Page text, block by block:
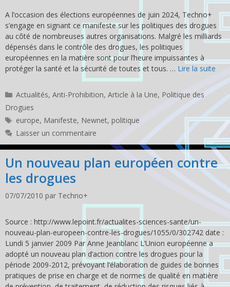
A l’occasion des élections européennes de juin 2024, Techno+
s’engage en signant ce manifeste sur les politiques des drogues
au côté de nombreuses autres organisations. Malgré les milliards
dépensés dans le contrôle des drogues, les politiques
européennes en la matière sont pour l’heure impuissantes à
protéger la santé et la sécurité de toutes et tous. … Lire la suite
Catégories
Actualités,Anti-Prohibition,Article à la Une, Politique des
Drogues
Étiquettes
europe, Manifeste, Newnet, politique
Laisser un commentaire
Un nouveau plan européen contre
les drogues
07/07/2010 par Techno+
Source : http://www.lepoint.fr/actualites-sciences-sante/un-
nouveau-plan-europeen-contre-les-drogues/1055/0/302742 date :
Lundi 5 janvier 2009 Par Anne Jeanblanc L’Union européenne a
adopté un nouveau plan d’action contre les drogues pour la
période 2009-2012, prévoyant l’élaboration de guides de bonnes
pratiques de prise en charge et de normes de qualité en matière